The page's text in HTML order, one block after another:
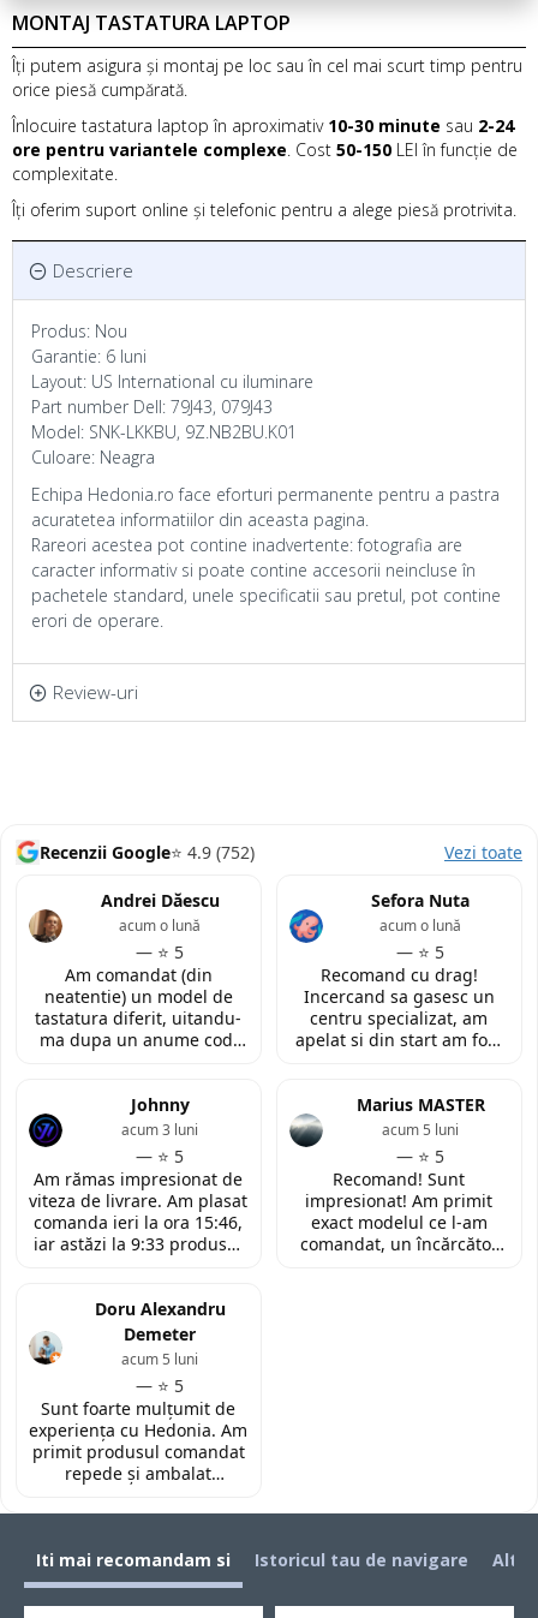
Descriere
Produs: Nou
Garantie: 6 luni
Layout: US International cu iluminare
Part number Dell: 79J43, 079J43
Model: SNK-LKKBU, 9Z.NB2BU.K01
Culoare: Neagra
Echipa Hedonia.ro face eforturi permanente pentru a pastra
acuratetea informatiilor din aceasta pagina.
Rareori acestea pot contine inadvertente: fotografia are
caracter informativ si poate contine accesorii neincluse în
pachetele standard, unele specificatii sau pretul, pot contine
erori de operare.
Review-uri
MONTAJ TASTATURA LAPTOP
Îți putem asigura și montaj pe loc sau în cel mai scurt timp pentru
orice piesă cumpărată.
Înlocuire tastatura laptop în aproximativ 10-30 minute sau 2-24
ore pentru variantele complexe. Cost 50-150 LEI în funcție de
complexitate.
Îți oferim suport online și telefonic pentru a alege piesă protrivita.
Recenzii Google⭐ 4.9 (752) Vezi toate
Andrei Dăescu
— ⭐ 5
acum o lună
Am comandat (din
neatentie) un model de
tastatura diferit, uitandu-
ma dupa un anume cod.
contactat in urma cererii
de retur si mi-au oferit
modelul potrivit de
tastatura pentru repararea
laptopului. Nu am ce
reprosa! Serviciu prompt si
de incredere!
Sefora Nuta
— ⭐ 5
acum o lună
Recomand cu drag!
Incercand sa gasesc un
centru specializat, am
apelat si din start am fost
fata locului, am fost placut
impresionata de
amabilitatea si priceperea
personalului. Multumesc
tare mult pentru ajutorul
oferit!
Johnny
— ⭐ 5
acum 3 luni
Am rămas impresionat de
viteza de livrare. Am plasat
comanda ieri la ora 15:46,
iar astăzi la 9:33 produsul
exact conform descrierii,
ambalată corespunzător și
la un preț foarte
toată încrederea!
Marius MASTER
— ⭐ 5
acum 5 luni
Recomand! Sunt
impresionat! Am primit
exact modelul ce l-am
comandat, un încărcător
Doru Alexandru
Demeter
— ⭐ 5
acum 5 luni
Sunt foarte mulțumit de
experiența cu Hedonia. Am
primit produsul comandat
repede și ambalat
fost foarte bun față de alte
Iti mai recomandam si
Istoricul tau de navigare Alti